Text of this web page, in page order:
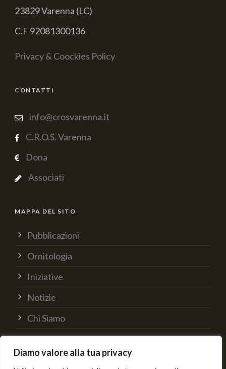
Diamo valore alla tua privacy
23829 Varenna (LC)
C.F 92081300136
Privacy & Coockies Policy
CONTATTI
info@crosvarenna.it
C.R.O.S. Varenna
Dona
Associati
MAPPA DEL SITO
Pubblicazioni
Ornitologia
Iniziative
Notizie
Chi Siamo
Supporta
Contatti